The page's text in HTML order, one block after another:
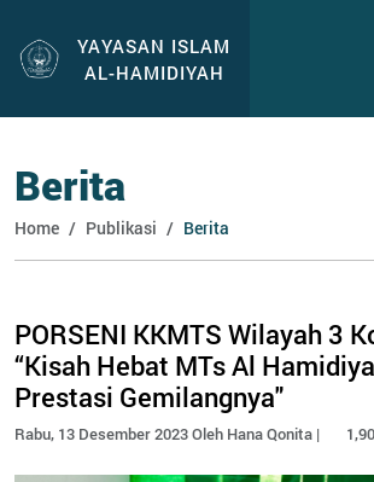
YAYASAN ISLAM
AL-HAMIDIYAH
Berita
Home Publikasi Berita
PORSENI KKMTS Wilayah 3
“Kisah Hebat MTs Al
Prestasi Gemilangnya"
Rabu, 13 Desember 2023 Oleh Hana Qonita |